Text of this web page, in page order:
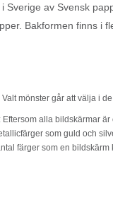
Sverige av Svensk
Bakformen finns i
mönster går att välja i
alla bildskärmar
som guld och
färger som en bildskärm